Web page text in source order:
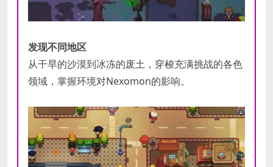
发现不同地区
从干旱的沙漠到冰冻的废土，穿梭充满挑战的各色
领域，掌握环境对Nexomon的影响。